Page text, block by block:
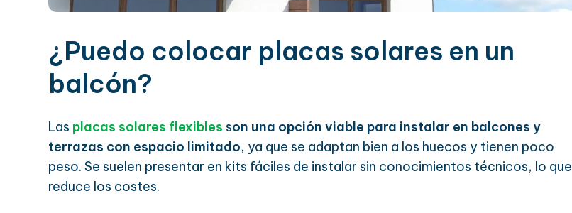
¿Puedo colocar placas solares en un
balcón?
Las placas solares flexibles son una opción viable para instalar en balcones y
terrazas con espacio limitado, ya que se adaptan bien a los huecos y tienen poco
peso. Se suelen presentar en kits fáciles de instalar sin conocimientos técnicos, lo que
reduce los costes.